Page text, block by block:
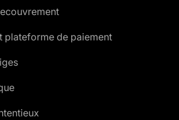
plateforme de paiement